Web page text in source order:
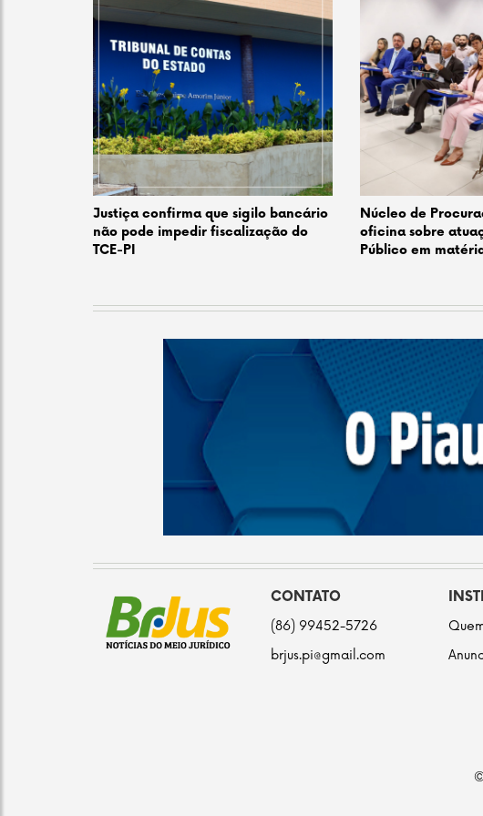
Justiça confirma que sigilo bancário
não pode impedir fiscalização do
TCE-PI
Núcleo de
oficina sobre
Público em
CONTATO
(86) 99452-5726
brjus.pi@gmail.com